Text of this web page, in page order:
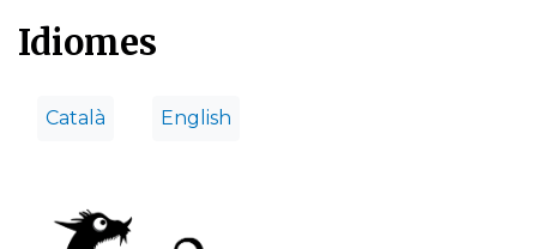
Idiomes
Català English